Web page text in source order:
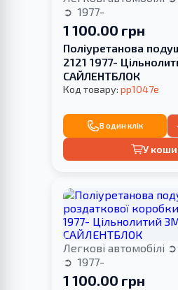
1977-
1 100.00 грн
Поліуретанова
2121 1977-
САЙЛЕНТБЛОК
Код товару: pp1047e
В один клік
У
Легкові автомобілі
1977-
1 100.00 грн